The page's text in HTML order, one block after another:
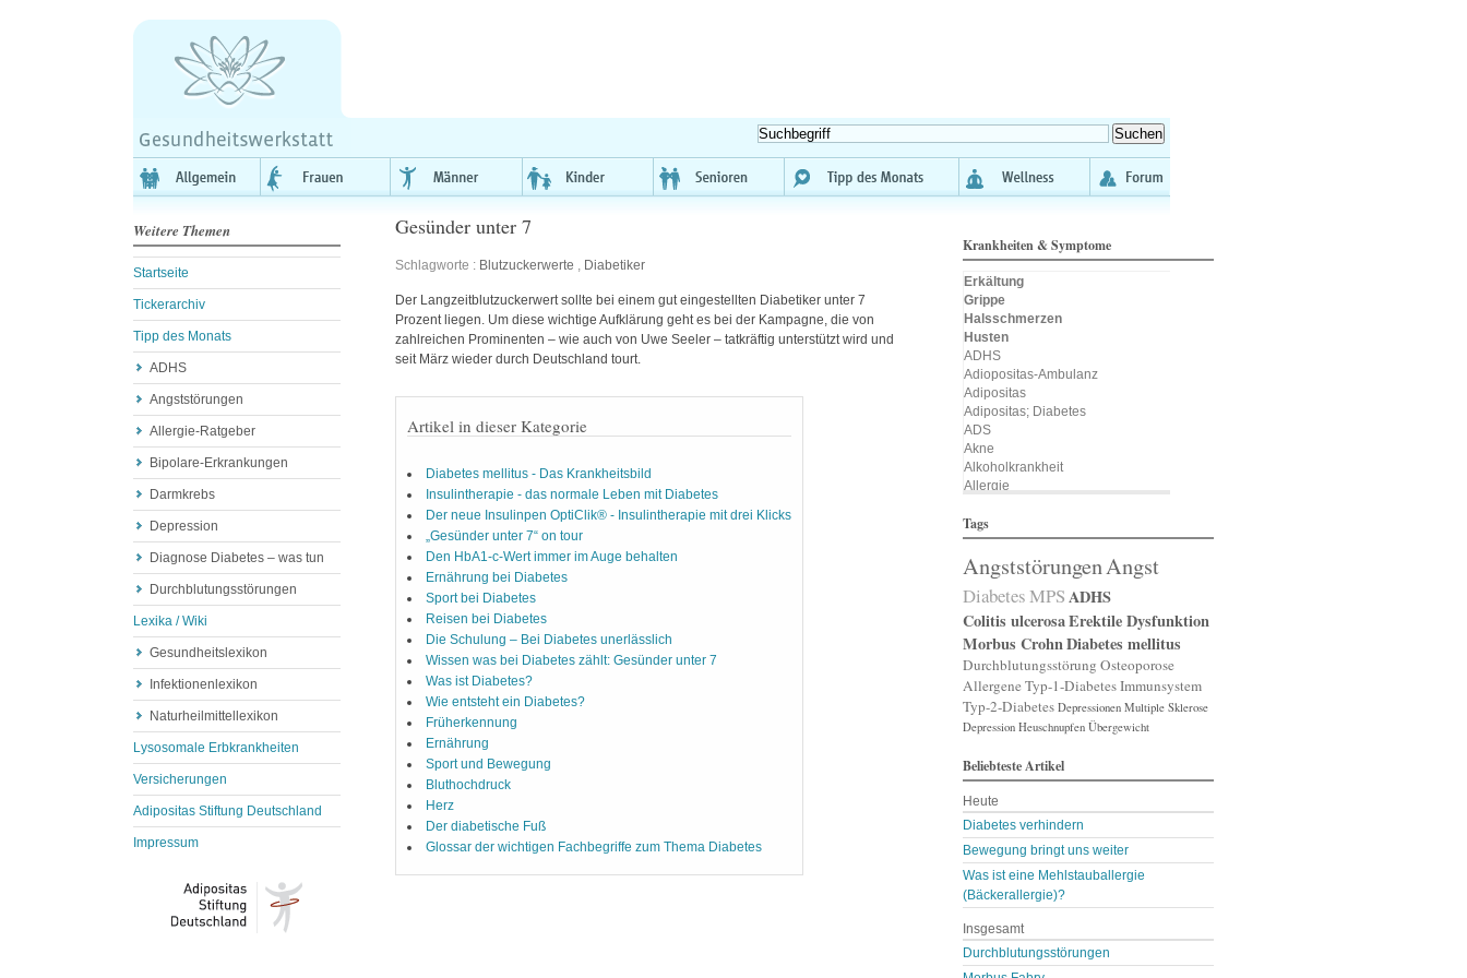
Weitere Themen
Startseite
Tickerarchiv
Tipp des Monats
ADHS
Angststörungen
Allergie-Ratgeber
Bipolare-Erkrankungen
Darmkrebs
Depression
Diagnose Diabetes – was tun
Durchblutungsstörungen
Lexika / Wiki
Gesundheitslexikon
Infektionenlexikon
Naturheilmittellexikon
Lysosomale Erbkrankheiten
Versicherungen
Adipositas Stiftung Deutschland
Impressum
Gesünder unter 7
Schlagworte : Blutzuckerwerte , Diabetiker
Der Langzeitblutzuckerwert sollte bei einem gut eingestellten Diabetiker unter 7
Prozent liegen. Um diese wichtige Aufklärung geht es bei der Kampagne, die von
zahlreichen Prominenten – wie auch von Uwe Seeler – tatkräftig unterstützt wird und
seit März wieder durch Deutschland tourt.
Artikel in dieser Kategorie
Diabetes mellitus - Das Krankheitsbild
Insulintherapie - das normale Leben mit Diabetes
Der neue Insulinpen OptiClik® - Insulintherapie mit drei Klicks
„Gesünder unter 7“ on tour
Den HbA1-c-Wert immer im Auge behalten
Ernährung bei Diabetes
Sport bei Diabetes
Reisen bei Diabetes
Die Schulung – Bei Diabetes unerlässlich
Wissen was bei Diabetes zählt: Gesünder unter 7
Was ist Diabetes?
Wie entsteht ein Diabetes?
Früherkennung
Ernährung
Sport und Bewegung
Bluthochdruck
Herz
Der diabetische Fuß
Glossar der wichtigen Fachbegriffe zum Thema Diabetes
Krankheiten & Symptome
Erkältung
Grippe
Halsschmerzen
Husten
ADHS
Adiopositas-Ambulanz
Adipositas
Adipositas; Diabetes
ADS
Akne
Alkoholkrankheit
Allergie
Allergischer Schnupfen
Alzheimer
Amputation
Angst
Angststörung
Angststörungen
App
Arterienverengung
Arteriosklerose
Arthritis
Arthrose
Asthma
Augenerkrankungen
Autismus
Bakterien
Bakterienansiedlung
Ballast-Stoffe
Bauchschmerzen
Biomarker
Blähungen
Blasen- oder Lungenent …
Blasenschwäche
Blutdruck
Tags
AngststörungenAngst
DiabetesMPSADHS
Colitis ulcerosaErektile Dysfunktion
Morbus CrohnDiabetes mellitus
Durchblutungsstörung Osteoporose
Allergene Typ-1-DiabetesImmunsystem
Typ-2-Diabetes Depressionen Multiple Sklerose
Depression Heuschnupfen Übergewicht
Beliebteste Artikel
Heute
Diabetes verhindern
Bewegung bringt uns weiter
Was ist eine Mehlstauballergie
(Bäckerallergie)?
Insgesamt
Durchblutungsstörungen